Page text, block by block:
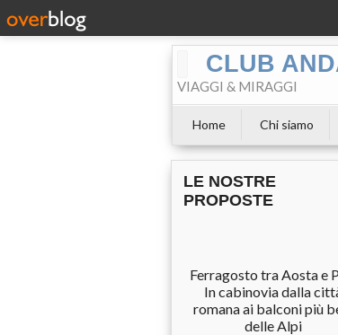
CLUB
VIAGGI & MIRAGGI
Home Chi siamo
LE NOSTRE
PROPOSTE
Ferragosto tra Aosta e
In cabinovia dalla
romana ai balconi più
delle Alpi